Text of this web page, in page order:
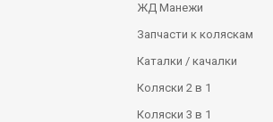
ЖД Манежи
Запчасти к коляскам
Каталки / качалки
Коляски 2 в 1
Коляски 3 в 1